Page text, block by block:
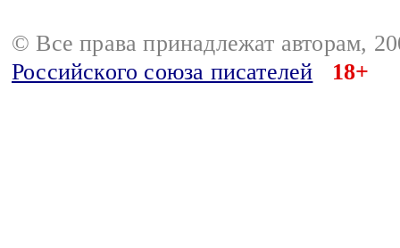
© Все права принадлежат авторам,
Российского союза писателей
18+